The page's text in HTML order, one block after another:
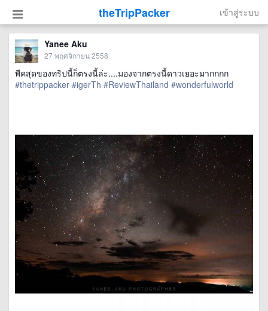
theTripPacker เข้าสู่ระบบ
Yanee Aku
27 พฤศจิกายน 2558
พีคสุดของทริปนี้ก็ตรงนี้ล่ะ....มองจากตรงนี้ดาวเยอะมากกกก
#thetrippacker #igerTh #ReviewThailand #wonderfulworld